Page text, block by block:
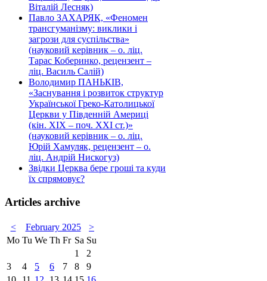
Віталій Лесняк)
Павло ЗАХАРЯК, «Феномен
трансгуманізму: виклики і
загрози для суспільства»
(науковий керівник – о. ліц.
Тарас Коберинко, рецензент –
ліц. Василь Салій)
Володимир ПАНЬКІВ,
«Заснування і розвиток структур
Української Греко-Католицької
Церкви у Південній Америці
(кін. ХІХ – поч. ХХІ ст.)»
(науковий керівник – о. ліц.
Юрій Хамуляк, рецензент – о.
ліц. Андрій Нискогуз)
Звідки Церква бере гроші та куди
їх спрямовує?
Articles archive
< February 2025
>
Mo Tu We Th Fr Sa Su
1
2
3
4 5 6 7 8
9